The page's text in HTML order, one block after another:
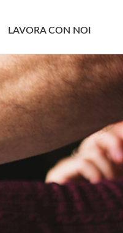
LAVORA CON NOI